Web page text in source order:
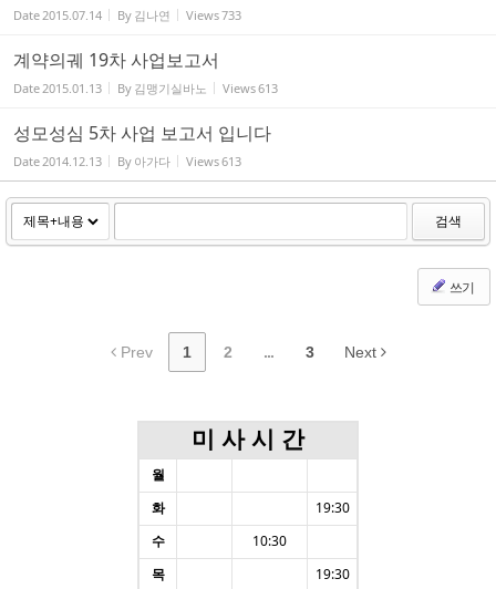
Date2015.07.14 By 김나연 Views733
계약의궤 19차 사업보고서
Date2015.01.13 By 김맹기실바노 Views613
성모성심 5차 사업 보고서 입니다
Date2014.12.13 By 아가다 Views613
검색
쓰기
Prev 1 2 ... 3 Next
미 사 시 간
월
화
19:30
수
10:30
목
19:30